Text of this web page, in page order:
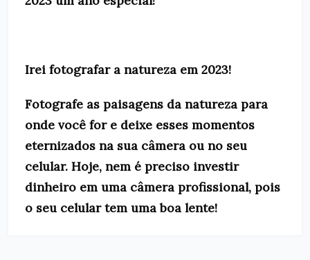
Irei fotografar a natureza em 2023!
Fotografe as paisagens da natureza para
onde você for e deixe esses momentos
eternizados na sua câmera ou no seu
celular. Hoje, nem é preciso investir
dinheiro em uma câmera profissional, pois
o seu celular tem uma boa lente!